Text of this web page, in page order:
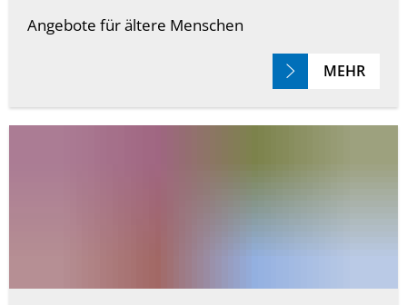
Angebote für ältere Menschen
MEHR